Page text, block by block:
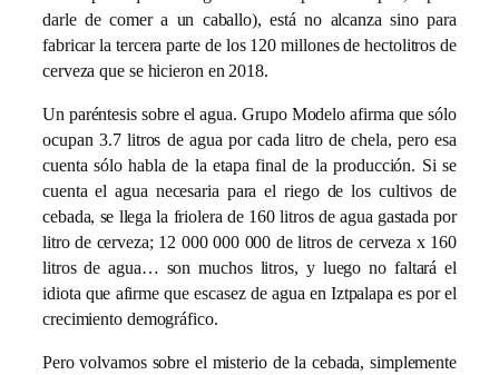
darle de comer a un caballo), está no alcanza sino para
fabricar la tercera parte de los 120 millones de hectolitros de
cerveza que se hicieron en 2018.
Un paréntesis sobre el agua. Grupo Modelo afirma que sólo
ocupan 3.7 litros de agua por cada litro de chela, pero esa
cuenta sólo habla de la etapa final de la producción. Si se
cuenta el agua necesaria para el riego de los cultivos de
cebada, se llega la friolera de 160 litros de agua gastada por
litro de cerveza; 12 000 000 000 de litros de cerveza x 160
litros de agua… son muchos litros, y luego no faltará el
idiota que afirme que escasez de agua en Iztpalapa es por el
crecimiento demográfico.
Pero volvamos sobre el misterio de la cebada, simplemente